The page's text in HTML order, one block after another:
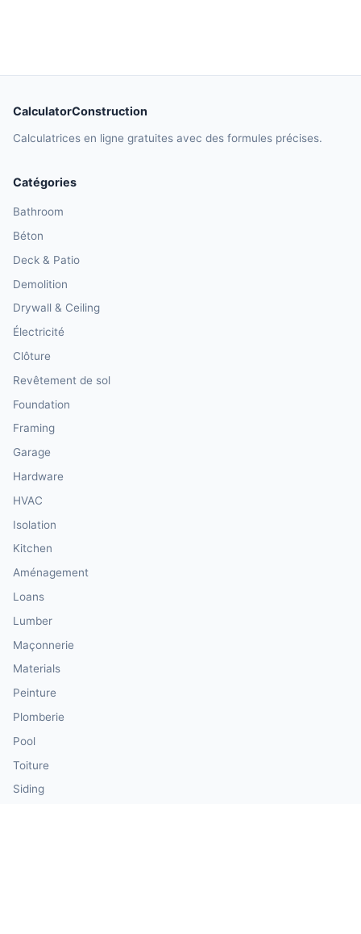
CalculatorConstruction
Calculatrices en ligne gratuites avec des formules précises.
Catégories
Bathroom
Béton
Deck & Patio
Demolition
Drywall & Ceiling
Électricité
Clôture
Revêtement de sol
Foundation
Framing
Garage
Hardware
HVAC
Isolation
Kitchen
Aménagement
Loans
Lumber
Maçonnerie
Materials
Peinture
Plomberie
Pool
Toiture
Siding